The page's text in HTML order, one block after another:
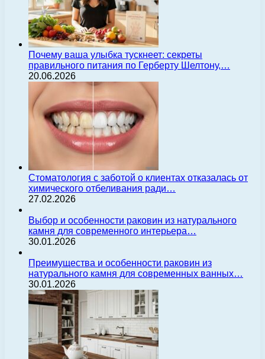
Почему ваша улыбка тускнеет: секреты
правильного питания по Герберту Шелтону,…
20.06.2026
Стоматология с заботой о клиентах отказалась от
химического отбеливания ради…
27.02.2026
Выбор и особенности раковин из натурального
камня для современного интерьера…
30.01.2026
Преимущества и особенности раковин из
натурального камня для современных ванных…
30.01.2026